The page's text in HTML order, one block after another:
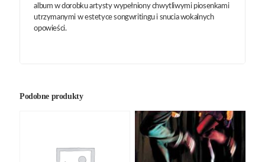
album w dorobku artysty wypełniony chwytliwymi piosenkami
utrzymanymi w estetyce songwritingu i snucia wokalnych
opowieści.
Podobne produkty